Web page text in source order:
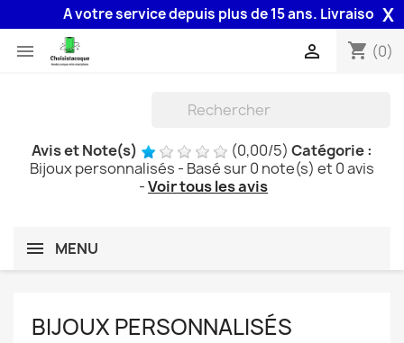
A votre service depuis plus de 15 ans. Livraison 48H
X
 shopping_cart (0)

Avis et Note(s) (0,00/5) Catégorie :
Bijoux personnalisés - Basé sur0 note(s) et 0avis
-Voir tous les avis
MENU
BIJOUX PERSONNALISÉS